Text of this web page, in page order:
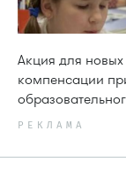
Акция для
компенсации
РЕКЛАМА